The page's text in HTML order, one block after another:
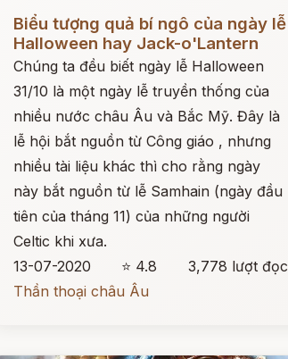
Đọc ngay
Biểu tượng quả bí ngô của ngày lễ
Halloween hay Jack-o'Lantern
Chúng ta đều biết ngày lễ Halloween
31/10 là một ngày lễ truyền thống của
nhiều nước châu Âu và Bắc Mỹ. Đây là
lễ hội bắt nguồn từ Công giáo , nhưng
nhiều tài liệu khác thì cho rằng ngày
này bắt nguồn từ lễ Samhain (ngày đầu
tiên của tháng 11) của những người
Celtic khi xưa.
13-07-2020
⭐ 4.8
3,778 lượt đọc
Thần thoại châu Âu